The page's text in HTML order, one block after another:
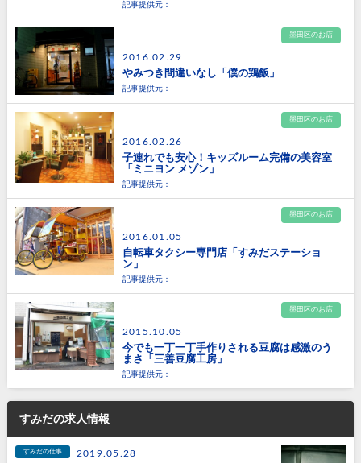
記事提供元：
墨田区のお店
2016.02.29
やみつき間違いなし「僕の鶏飯」
記事提供元：
墨田区のお店
2016.02.26
子連れでも安心！キッズルーム完備の美容室
「ミニヨン メゾン」
記事提供元：
墨田区のお店
2016.01.05
自転車タクシー専門店「すみだステーショ
ン」
記事提供元：
墨田区のお店
2015.10.05
今でも一丁一丁手作りされる豆腐は感激のう
まさ「三善豆腐工房」
記事提供元：
すみだの求人情報
すみだの仕事
2019.05.28